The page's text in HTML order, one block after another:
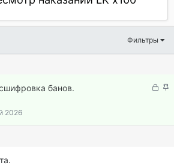
Фильтры
З
З
банов.
2026